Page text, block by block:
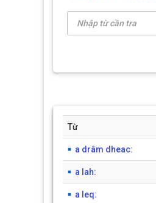
Từ
a drâm dheac:
a lah:
a leq: